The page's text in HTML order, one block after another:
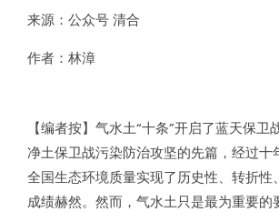
来源：公众号 清合
作者：林漳
【编者按】气水土“十条”开启了蓝天保卫
净土保卫战污染防治攻坚的先篇，经过十
全国生态环境质量实现了历史性、转折性
成绩赫然。然而，气水土只是最为重要的